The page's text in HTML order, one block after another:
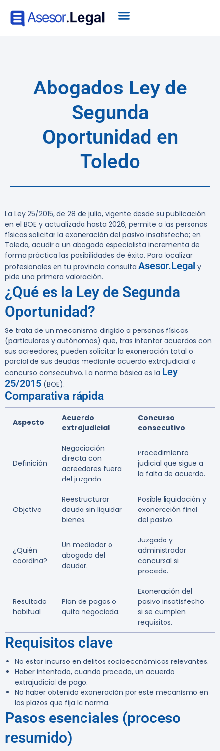
Abogados Ley de
Segunda
Oportunidad en
Toledo
La Ley 25/2015, de 28 de julio, vigente desde su publicación
en el BOE y actualizada hasta 2026, permite a las personas
físicas solicitar la exoneración del pasivo insatisfecho; en
Toledo, acudir a un abogado especialista incrementa de
forma práctica las posibilidades de éxito. Para localizar
profesionales en tu provincia consulta Asesor.Legal y
pide una primera valoración.
¿Qué es la Ley de Segunda
Oportunidad?
Se trata de un mecanismo dirigido a personas físicas
(particulares y autónomos) que, tras intentar acuerdos con
sus acreedores, pueden solicitar la exoneración total o
parcial de sus deudas mediante acuerdo extrajudicial o
concurso consecutivo. La norma básica es la Ley
25/2015 (BOE).
Comparativa rápida
Aspecto
Acuerdo
extrajudicial
Concurso
consecutivo
Definición
Negociación
directa con
acreedores fuera
del juzgado.
Procedimiento
judicial que sigue a
la falta de acuerdo.
Objetivo
Reestructurar
deuda sin liquidar
bienes.
Posible liquidación y
exoneración final
del pasivo.
¿Quién
coordina?
Un mediador o
abogado del
deudor.
Juzgado y
administrador
concursal si
procede.
Resultado
habitual
Plan de pagos o
quita negociada.
Exoneración del
pasivo insatisfecho
si se cumplen
requisitos.
Requisitos clave
No estar incurso en delitos socioeconómicos relevantes.
Haber intentado, cuando proceda, un acuerdo
extrajudicial de pago.
No haber obtenido exoneración por este mecanismo en
los plazos que fija la norma.
Pasos esenciales (proceso
resumido)